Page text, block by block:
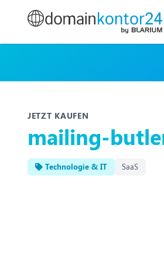
JETZT KAUFEN
mailing-
Technologie & IT SaaS